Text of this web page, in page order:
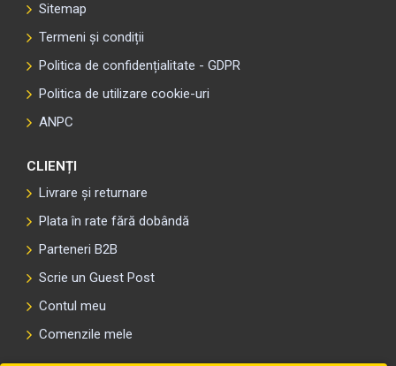
Sitemap
Termeni și condiții
Politica de confidențialitate - GDPR
Politica de utilizare cookie-uri
ANPC
CLIENȚI
Livrare și returnare
Plata în rate fără dobândă
Parteneri B2B
Scrie un Guest Post
Contul meu
Comenzile mele